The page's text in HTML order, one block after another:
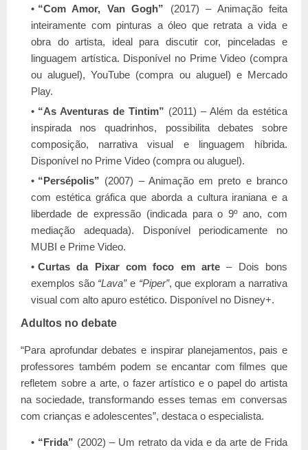
“Com Amor, Van Gogh” (2017) – Animação feita
inteiramente com pinturas a óleo que retrata a vida e
obra do artista, ideal para discutir cor, pinceladas e
linguagem artística. Disponível no Prime Video (compra
ou aluguel), YouTube (compra ou aluguel) e Mercado
Play.
“As Aventuras de Tintim” (2011) – Além da estética
inspirada nos quadrinhos, possibilita debates sobre
composição, narrativa visual e linguagem híbrida.
Disponível no Prime Video (compra ou aluguel).
“Persépolis” (2007) – Animação em preto e branco
com estética gráfica que aborda a cultura iraniana e a
liberdade de expressão (indicada para o 9º ano, com
mediação adequada). Disponível periodicamente no
MUBI e Prime Video.
Curtas da Pixar com foco em arte – Dois bons
exemplos são “Lava”e “Piper”, que exploram a narrativa
visual com alto apuro estético. Disponível no Disney+.
Adultos no debate
“Para aprofundar debates e inspirar planejamentos, pais e
professores também podem se encantar com filmes que
refletem sobre a arte, o fazer artístico e o papel do artista
na sociedade, transformando esses temas em conversas
com crianças e adolescentes”, destaca o especialista.
“Frida” (2002) – Um retrato da vida e da arte de Frida